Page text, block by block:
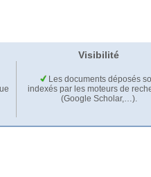
Visibilité
Les documents déposés
indexés par les moteurs de
(Google Scholar,…).